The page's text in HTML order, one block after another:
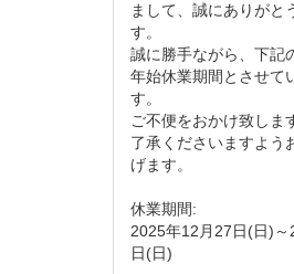
まして、誠にありがと
す。
誠に勝手ながら、下記
年始休業期間とさせて
す。
ご不便をおかけ致しま
了承くださいますよう
げます。
休業期間:
2025年12月27日(日)
日(日)